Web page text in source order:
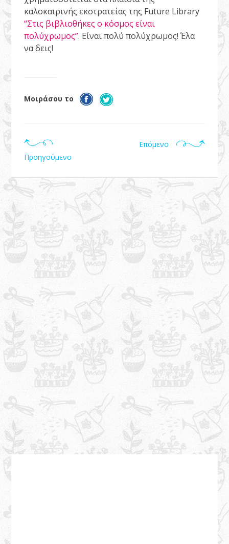
καλοκαιρινής εκστρατείας της Future Library
“Στις βιβλιοθήκες ο κόσμος είναι
πολύχρωμος”. Είναι πολύ πολύχρωμος! Έλα
να δεις!
Μοιράσου το
Προηγούμενο
Επόμενο